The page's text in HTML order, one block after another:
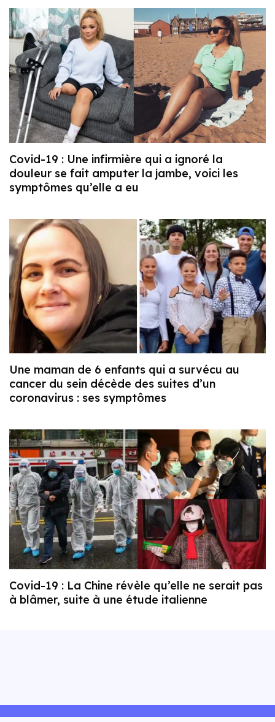
Covid-19 : Une infirmière qui a ignoré la
douleur se fait amputer la jambe, voici les
symptômes qu’elle a eu
Une maman de 6 enfants qui a survécu au
cancer du sein décède des suites d’un
coronavirus : ses symptômes
Covid-19 : La Chine révèle qu’elle ne serait pas
à blâmer, suite à une étude italienne